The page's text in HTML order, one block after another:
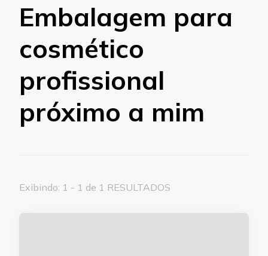
Embalagem para
cosmético
profissional
próximo a mim
Exibindo: 1 - 1 de 1 RESULTADOS